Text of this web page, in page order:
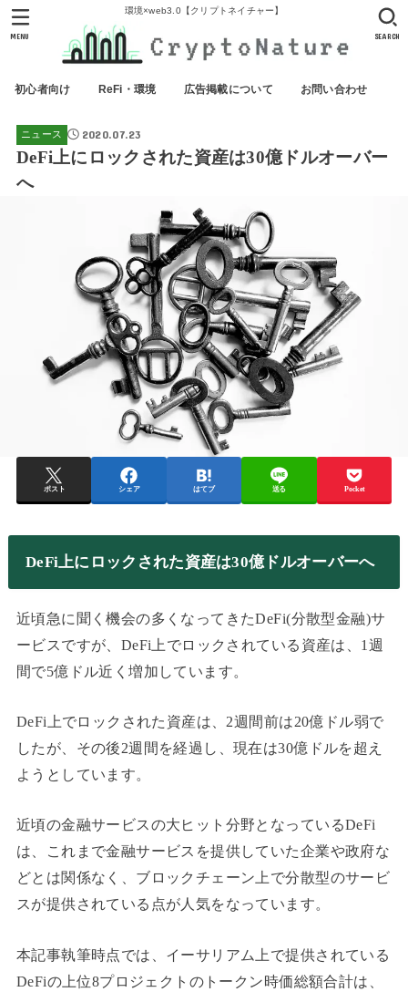
環境×web3.0【クリプトネイチャー】
初心者向け ReFi・環境 広告掲載について お問い合わせ
SEARCH
MENU
ニュース 2020.07.23
DeFi上にロックされた資産は30億ドルオーバー
へ
ポスト シェア はてブ 送る Pocket
DeFi上にロックされた資産は30億ドルオーバーへ
近頃急に聞く機会の多くなってきたDeFi(分散型金融)サ
ービスですが、DeFi上でロックされている資産は、1週
間で5億ドル近く増加しています。
DeFi上でロックされた資産は、2週間前は20億ドル弱で
したが、その後2週間を経過し、現在は30億ドルを超え
ようとしています。
近頃の金融サービスの大ヒット分野となっているDeFi
は、これまで金融サービスを提供していた企業や政府な
どとは関係なく、ブロックチェーン上で分散型のサービ
スが提供されている点が人気をなっています。
本記事執筆時点では、イーサリアム上で提供されている
DeFiの上位8プロジェクトのトークン時価総額合計は、